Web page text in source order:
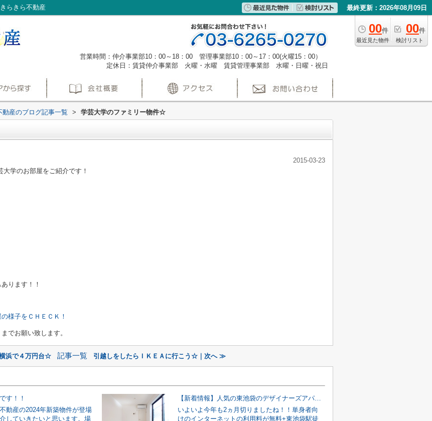
らきら不動産 最終更新：2026年08月09日
00件
最近見た物件
00件
検討リスト
営業時間：仲介事業部10：00～18：00 管理事業部10：00～17：00(火曜15：00）
定休日：賃貸仲介事業部 火曜・水曜 賃貸管理事業部 水曜・日曜・祝日
動産のブログ記事一覧 > 学芸大学のファミリー物件☆
2015-03-23
学のお部屋をご紹介です！
ます！！
様子をＣＨＥＣＫ！
でお願い致します。
浜で４万円台☆ 記事一覧 引越しをしたらＩＫＥＡに行こう☆｜次へ ≫
す！！
動産の2024年新築物件が登場
していきたいと思います。場
【新着情報】人気の東池袋のデザイナーズアパート♪
いよいよ今年も2ヵ月切りましたね！！単身者向
けのインターネットの利用料が無料+東池袋駅徒